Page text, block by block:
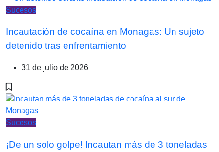
Sucesos
Incautación de cocaína en Monagas: Un sujeto
detenido tras enfrentamiento
31 de julio de 2026
Sucesos
¡De un solo golpe! Incautan más de 3 toneladas